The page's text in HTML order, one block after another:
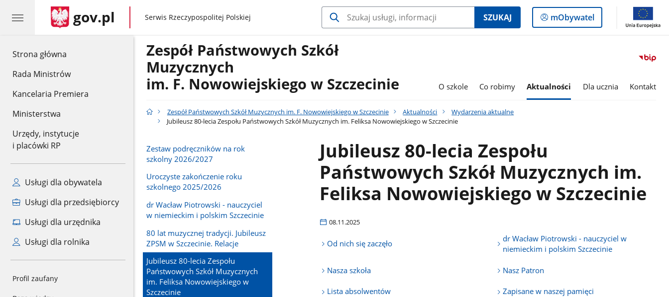
Strona główna
Rada Ministrów
Kancelaria Premiera
Ministerstwa
Urzędy, instytucje
i placówki RP
Usługi dla obywatela
Usługi dla przedsiębiorcy
Usługi dla urzędnika
Usługi dla rolnika
Profil zaufany
gov.pl gov.pl
Serwis Rzeczypospolitej Polskiej SZUKAJ
Logowanie
do
mObywatel
Zespół Państwowych Szkół
Muzycznych
im. F. Nowowiejskiego w Szczecinie
O szkole Co robimy Aktualności Dla ucznia Kontakt
Zespół Państwowych Szkół Muzycznych im. F. Nowowiejskiego w Szczecinie Aktualności
Wydarzenia aktualne
Jubileusz 80-lecia Zespołu Państwowych Szkół Muzycznych im. Feliksa Nowowiejskiego w Szczecinie
Zestaw podręczników na rok
szkolny 2026/2027
Uroczyste zakończenie roku
szkolnego 2025/2026
dr Wacław Piotrowski - nauczyciel
w niemieckim i polskim Szczecinie
80 lat muzycznej tradycji. Jubileusz
ZPSM w Szczecinie. Relacje
Jubileusz 80-lecia Zespołu
Państwowych Szkół Muzycznych
im. Feliksa Nowowiejskiego w
Szczecinie
Jubileusz 80-lecia Zespołu
Państwowych Szkół Muzycznych im.
Feliksa Nowowiejskiego w Szczecinie
08.11.2025
Od nich się zaczęło
dr Wacław Piotrowski - nauczyciel w
niemieckim i polskim Szczecinie
Nasza szkoła Nasz Patron
Lista absolwentów Zapisane w naszej pamięci